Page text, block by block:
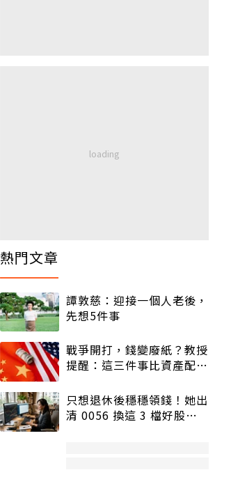
熱門文章
譚敦慈：迎接一個人老後，
先想5件事
戰爭開打，錢變廢紙？教授
提醒：這三件事比資產配置
只想退休後穩穩領錢！她出
清 0056 換這 3 檔好股：